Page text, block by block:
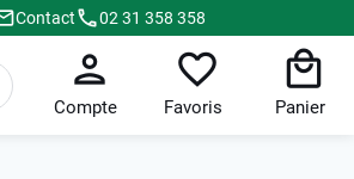
Contact 02 31 358 358
Compte Favoris Panier